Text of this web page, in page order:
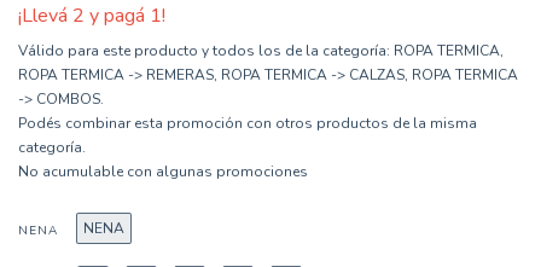
¡Llevá 2 y pagá 1!
Válido para este producto y todos los de la categoría: ROPA TERMICA,
ROPA TERMICA -> REMERAS, ROPA TERMICA -> CALZAS, ROPA TERMICA
-> COMBOS.
Podés combinar esta promoción con otros productos de la misma
categoría.
No acumulable con algunas promociones
NENA NENA